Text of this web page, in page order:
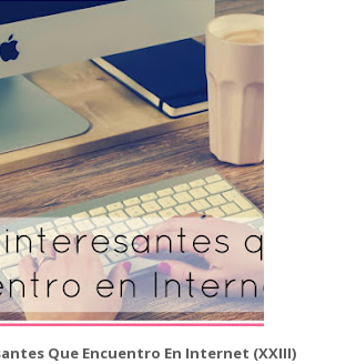
Que Encuentro En Internet (XXIII)